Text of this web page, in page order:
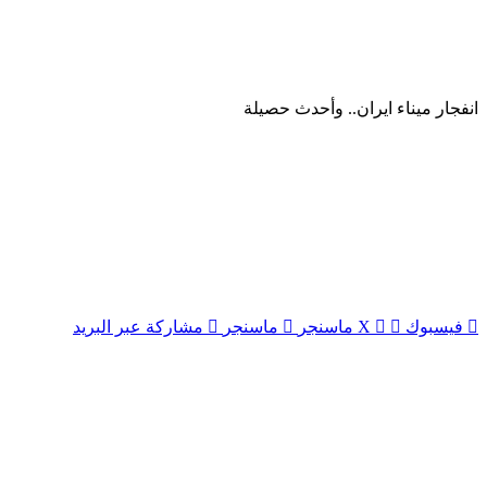
انفجار ميناء ايران.. وأحدث حصيلة
فيسبوك ‫X ماسنجر ماسنجر مشاركة عبر البريد